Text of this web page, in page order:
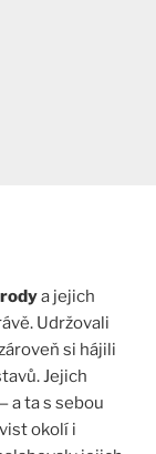
a jejich
Udržovali
si hájili
Jejich
a ta s sebou
okolí i